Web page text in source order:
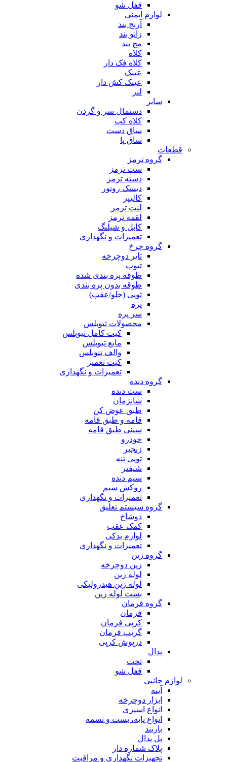
قفل شو
لوازم ایمنی
آرنج بند
زانو بند
مچ بند
کلاه
کلاه فک دار
عینک
عینک کش دار
لنز
سایر
دستمال سر و گردن
کلاه کپ
ساق دست
ساق پا
قطعات
گروه ترمز
ست ترمز
دسته ترمز
دیسک روتور
کالیپر
لنت ترمز
لقمه ترمز
کابل و شیلنگ
تعمیرات و نگهداری
گروه چرخ
تایر دوچرخه
تیوب
طوقه پره بندی شده
طوقه بدون پره بندی
توپی (جلو/عقب)
پره
سر پره
محصولات تیوبلس
کیت کامل تیوبلس
مایع تیوبلس
والف تیوبلس
کیت تعمیر
تعمیرات و نگهداری
گروه دنده
ست دنده
شانژمان
طبق عوض کن
قامه و طبق قامه
سینی طبق قامه
خودرو
زنجیر
توپی تنه
شیفتر
سیم دنده
روکش سیم
تعمیرات و نگهداری
گروه سیستم تعلیق
دوشاخ
کمک عقب
لوازم یدکی
تعمیرات و نگهداری
گروه زین
زین دوچرخه
لوله زین
لوله زین هیدرولیکی
بست لوله زین
گروه فرمان
فرمان
کرپی فرمان
گریپ فرمان
درپوش کرپی
پدال
تخت
قفل شو
لوازم جانبی
آینه
ابزار دوچرخه
انواع اسپری
انواع پایه، بست و تسمه
باربند
پل پدال
پلاک شماره دار
تجهیزات نگهداری و مراقبت